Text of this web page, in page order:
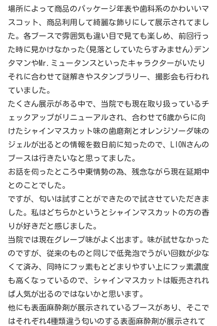
場所によって商品のパッケージ年表や歯科系のかわいいマ
スコット、商品利用して綺麗な飾りにして展示されてまし
た。各ブースで雰囲気も違い目で見ても楽しめ、前回行っ
た時に見かけなかった(見落としていたらすみません)デン
タマンやMr.ミュータンスといったキャラクターがいたり
それに合わせて謎解きやスタンプラリー、撮影会も行われ
ていました。
たくさん展示がある中で、当院でも現在取り扱っているチ
ェックアップがリニューアルされ、合わせて6歳からに向
けたシャインマスカット味の歯磨剤とオレンジソーダ味の
ジェルが出るとの情報を数日前に知ったので、LIONさんの
ブースは行きたいなと思ってました。
お話を伺ったところ中東情勢の為、残念ながら現在延期中
とのことでした。
ですが、匂いは試すことができたので試させていただきま
した。私はどちらかというとシャインマスカットの方の香
りが好きだと感じました。
当院では現在グレープ味がよく出ます。味が試せなかった
のですが、従来のものと同じで低発泡でうがい回数が少な
くて済み、同時にフッ素もとどまりやすい上にフッ素濃度
も高くなっているので、シャインマスカットは販売されれ
ば人気が出るのではないかと思います。
他にも表面麻酔剤が展示されているブースがあり、そこで
はそれぞれ4種類違う匂いのする表面麻酔剤が展示されて